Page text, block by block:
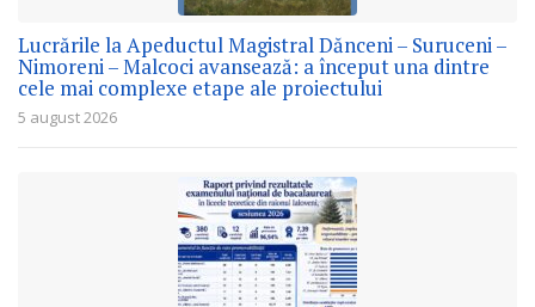
Lucrările la Apeductul Magistral Dănceni – Suruceni –
Nimoreni – Malcoci avansează: a început una dintre
cele mai complexe etape ale proiectului
5 august 2026